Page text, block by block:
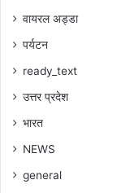
वायरल अड्डा
पर्यटन
ready_text
उत्तर प्रदेश
भारत
NEWS
general